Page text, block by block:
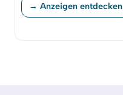
→ Anzeigen entdecken